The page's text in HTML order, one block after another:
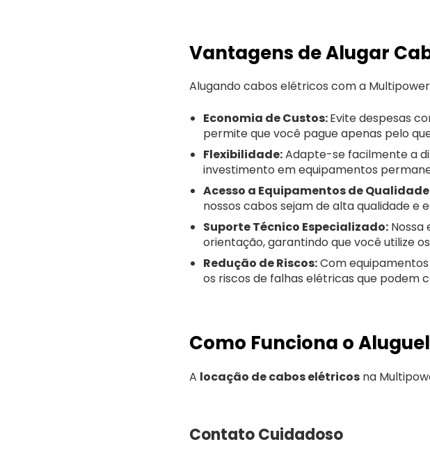
Vantagens de Alugar
Alugando cabos elétricos com a
Economia de Custos:Evite despesas
permite que você pague apenas pelo
Flexibilidade:Adapte-se facilmente a
investimento em equipamentos
Acesso a Equipamentos de
nossos cabos sejam de alta qualidade
Suporte Técnico Especializado:
orientação, garantindo que você utilize
Redução de Riscos:Com
os riscos de falhas elétricas que podem
Como Funciona o
A locação de cabos elétricos na
Contato Cuidadoso